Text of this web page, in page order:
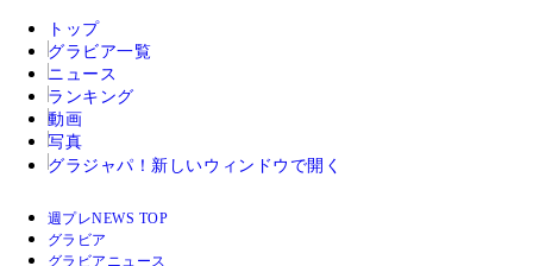
トップ
グラビア一覧
ニュース
ランキング
動画
写真
グラジャパ！ 新しいウィンドウで開く
週プレNEWS TOP
グラビア
グラビアニュース